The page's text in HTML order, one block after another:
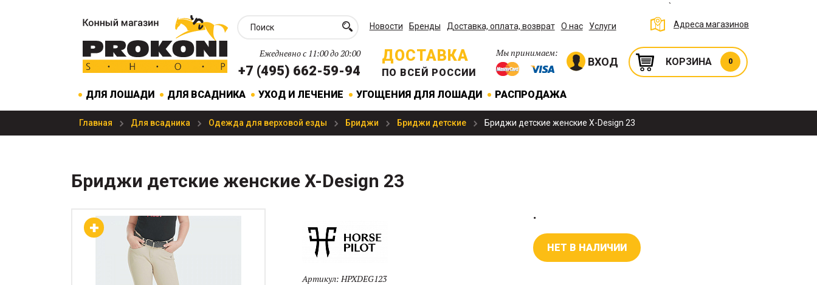
Новости Бренды Доставка, оплата, возврат О нас Услуги
`
Адреса магазинов
Ежедневно с 11:00 до 20:00
+7 (495) 662-59-94
ДОСТАВКА
ПО ВСЕЙ РОССИИ
Мы принимаем:
ВХОД КОРЗИНА 0
ДЛЯ ЛОШАДИ ДЛЯ ВСАДНИКА УХОД И ЛЕЧЕНИЕ УГОЩЕНИЯ ДЛЯ ЛОШАДИ РАСПРОДАЖА
Главная Для всадника Одежда для верховой езды Бриджи Бриджи детские Бриджи детские женские X-Design 23
Бриджи детские женские X-Design 23
Артикул:HPXDEG123
.
НЕТ В НАЛИЧИИ